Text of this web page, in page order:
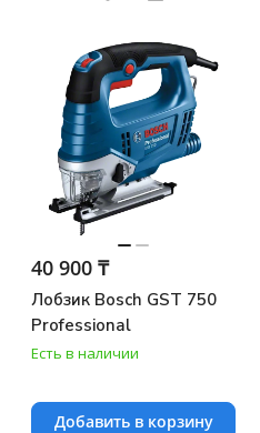
40 900 ₸
Лобзик Bosch GST 750
Professional
Есть в наличии
Добавить в корзину